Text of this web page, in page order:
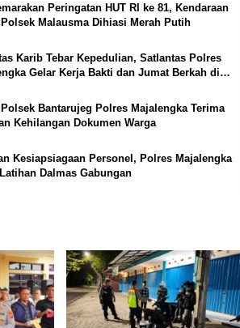
Peringatan HUT RI ke 81, Kendaraan
Malausma Dihiasi Merah Putih
Karib Tebar Kepedulian, Satlantas Polres
Gelar Kerja Bakti dan Jumat Berkah di
Bantarujeg Polres Majalengka Terima
Kehilangan Dokumen Warga
Kesiapsiagaan Personel, Polres Majalengka
Dalmas Gabungan